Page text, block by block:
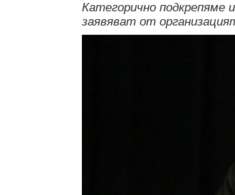
Категорично подкрепяме
заявяват от